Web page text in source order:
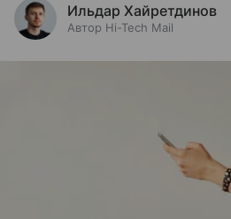
Ильдар Хайретдинов
Автор Hi-Tech Mail